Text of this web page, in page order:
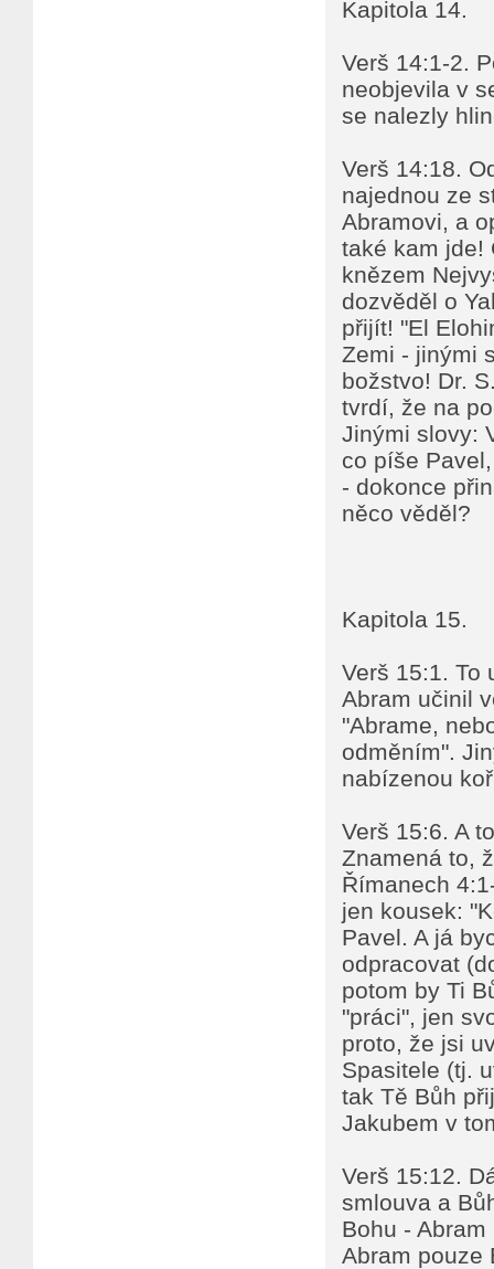
Kapitola 14.
Verš 14:1-2.
neobjevila v
se nalezly
Verš 14:18.
najednou ze
Abramovi, a
také kam jde!
knězem
dozvěděl o
přijít! "El
Zemi - jinými
božstvo! Dr.
tvrdí, že na
Jinými slovy:
co píše
- dokonce
něco věděl?
Kapitola 15.
Verš 15:1. To
Abram učinil
"Abrame,
odměním".
nabízenou
Verš 15:6. A
Znamená to,
Římanech
jen kousek:
Pavel. A já
odpracovat
potom by Ti
"práci", jen
proto, že jsi
Spasitele (tj.
tak Tě Bůh
Jakubem v
Verš 15:12.
smlouva a
Bohu -
Abram pouze